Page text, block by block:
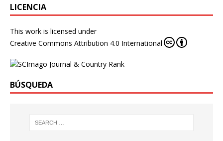
LICENCIA
This work is licensed under
Creative Commons Attribution 4.0 International
BÚSQUEDA